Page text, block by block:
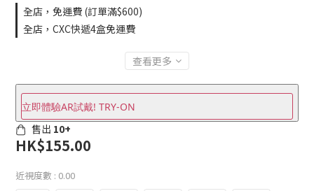
全店，免運費 (訂單滿$600)
全店，CXC快遞4盒免運費
查看更多
立即體驗AR試戴! TRY-ON
售出 10+
HK$155.00
近視度數 : 0.00